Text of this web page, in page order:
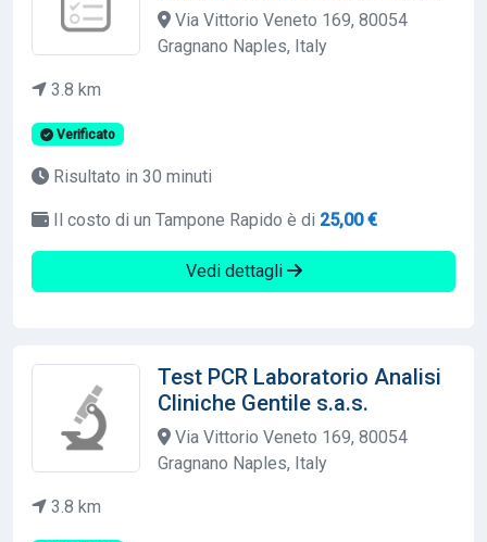
Via Vittorio Veneto 169, 80054
Gragnano Naples, Italy
3.8 km
Verificato
Risultato in 30 minuti
Il costo di un Tampone Rapido è di 25,00 €
Vedi dettagli
Test PCR Laboratorio Analisi
Cliniche Gentile s.a.s.
Via Vittorio Veneto 169, 80054
Gragnano Naples, Italy
3.8 km